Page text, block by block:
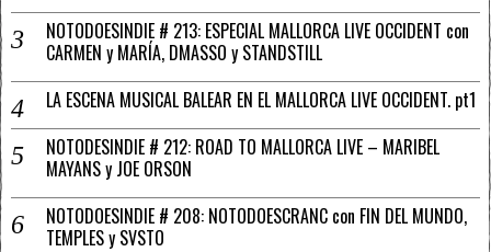
NOTODOESINDIE # 213: ESPECIAL MALLORCA LIVE OCCIDENT con
CARMEN y MARÍA, DMASSO y STANDSTILL
LA ESCENA MUSICAL BALEAR EN EL MALLORCA LIVE OCCIDENT. pt1
NOTODESINDIE # 212: ROAD TO MALLORCA LIVE – MARIBEL
MAYANS y JOE ORSON
NOTODOESINDIE # 208: NOTODOESCRANC con FIN DEL MUNDO,
TEMPLES y SVSTO